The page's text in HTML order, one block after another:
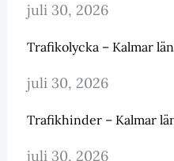
juli 30, 2026
Trafikolycka – Kalmar län
juli 30, 2026
Trafikhinder – Kalmar
juli 30, 2026